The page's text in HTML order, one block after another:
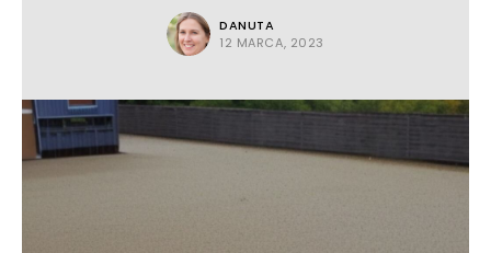
DANUTA
12 MARCA, 2023